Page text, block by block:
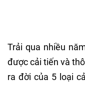
Trải qua nhiều
được cải tiến và
ra đời của 5 loại